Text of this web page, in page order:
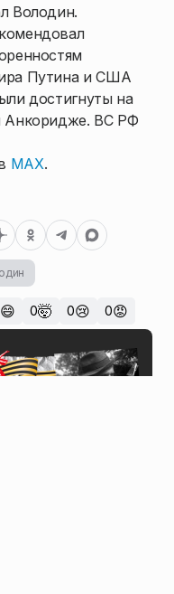
Володин.
Путина и США
достигнуты на
Анкоридже. ВС РФ
MAX.
😄 0🤯 0😢 0😡